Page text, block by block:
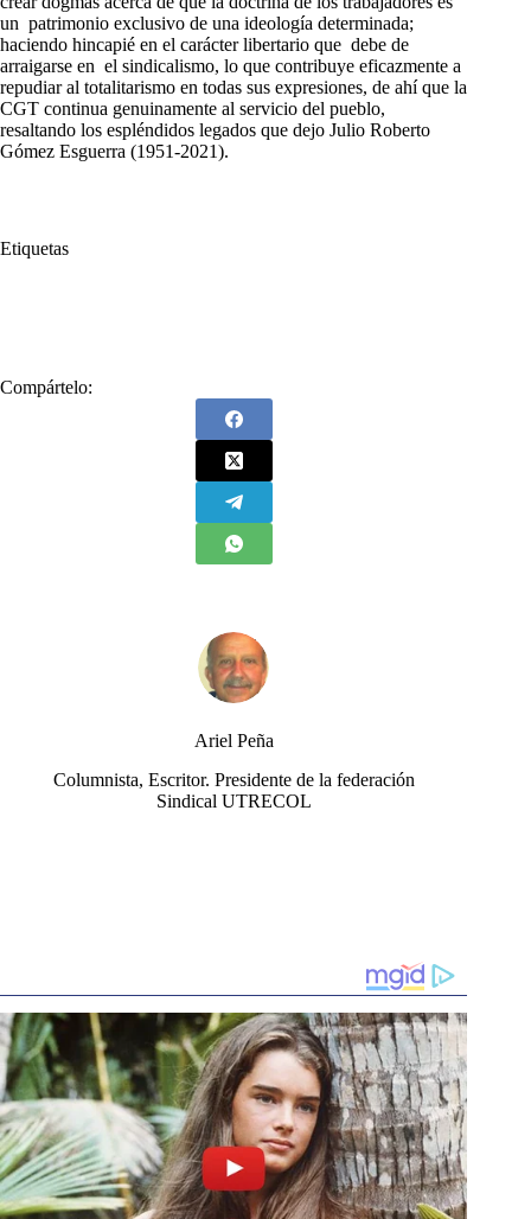
un patrimonio exclusivo de una ideología determinada;
haciendo hincapié en el carácter libertario que debe de
arraigarse en el sindicalismo, lo que contribuye eficazmente a
repudiar al totalitarismo en todas sus expresiones, de ahí que la
CGT continua genuinamente al servicio del pueblo,
resaltando los espléndidos legados que dejo Julio Roberto
Gómez Esguerra (1951-2021).
Etiquetas
Compártelo:
Ariel Peña
Columnista, Escritor. Presidente de la federación
Sindical UTRECOL